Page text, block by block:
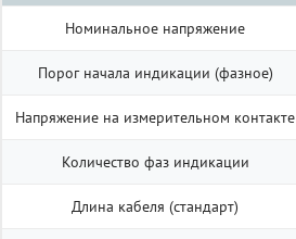
Номинальное напряжение
Порог начала индикации (фазное)
Напряжение на измерительном контакте
Количество фаз индикации
Длина кабеля (стандарт)